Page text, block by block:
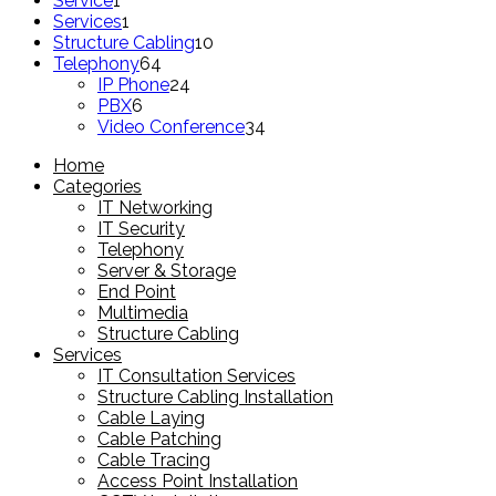
product
Services1
product
Structure Cabling10
Telephony64
products
IP Phone24
PBX6
products
Video Conference34
Home
Categories
IT Networking
IT Security
Telephony
Server & Storage
End Point
Multimedia
Structure Cabling
Services
IT Consultation Services
Structure Cabling Installation
Cable Laying
Cable Patching
Cable Tracing
Access Point Installation